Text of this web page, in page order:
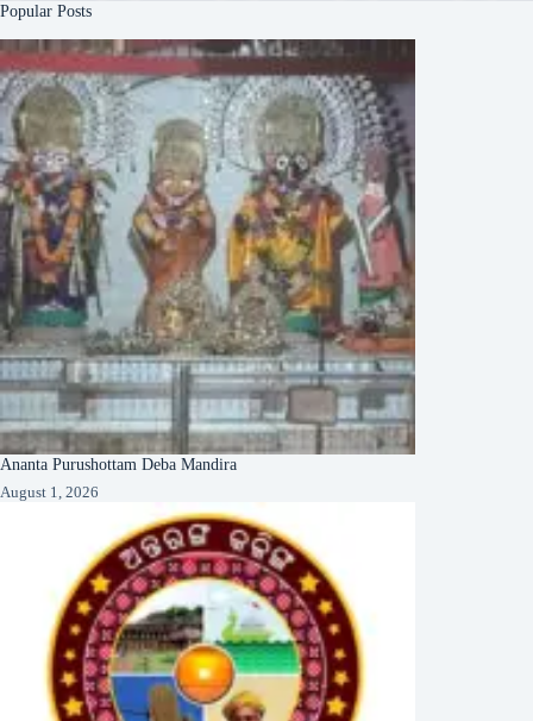
Popular Posts
Ananta Purushottam Deba Mandira
August 1, 2026